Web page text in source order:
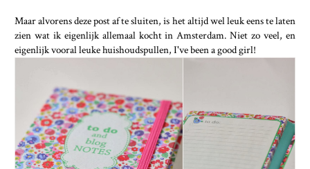
Maar alvorens deze post af te sluiten, is het altijd wel leuk eens te laten
zien wat ik eigenlijk allemaal kocht in Amsterdam. Niet zo veel, en
eigenlijk vooral leuke huishoudspullen, I've been a good girl!